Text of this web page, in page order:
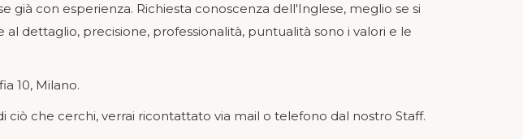
già con esperienza. Richiesta conoscenza dell'Inglese, meglio se si
dettaglio, precisione, professionalità, puntualità sono i valori e le
10, Milano.
che cerchi, verrai ricontattato via mail o telefono dal nostro Staff.